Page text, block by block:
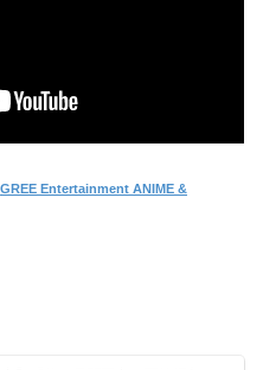
GREE Entertainment ANIME &